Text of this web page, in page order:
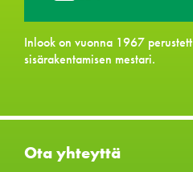
Inlook on vuonna 1967
sisärakentamisen mestari.
Ota yhteyttä